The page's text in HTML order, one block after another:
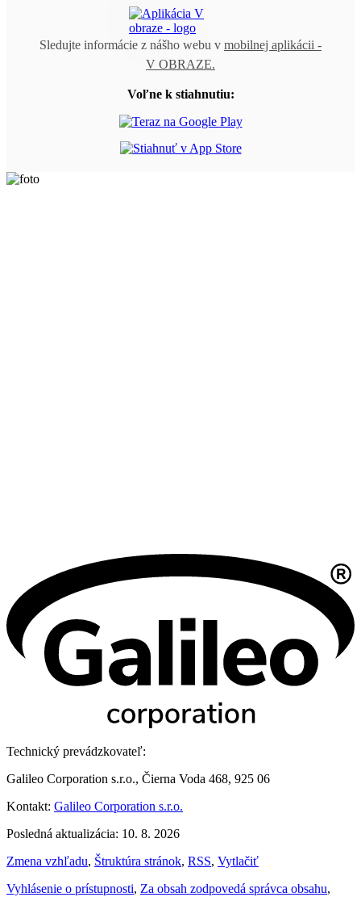
Sledujte informácie z nášho webu v mobilnej aplikácii -
V OBRAZE.
Voľne k stiahnutiu:
Technický prevádzkovateľ:
Galileo Corporation s.r.o., Čierna Voda 468, 925 06
Kontakt: Galileo Corporation s.r.o.
Posledná aktualizácia: 10. 8. 2026
Zmena vzhľadu, Štruktúra stránok, RSS, Vytlačiť
Vyhlásenie o prístupnosti, Za obsah zodpovedá správca obsahu,